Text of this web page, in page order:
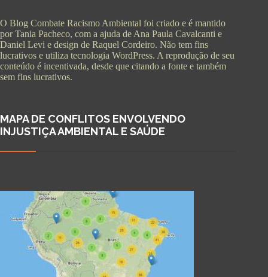
O Blog Combate Racismo Ambiental foi criado e é mantido
por Tania Pacheco, com a ajuda de Ana Paula Cavalcanti e
Daniel Levi e design de Raquel Cordeiro. Não tem fins
lucrativos e utiliza tecnologia WordPress. A reprodução de seu
conteúdo é incentivada, desde que citando a fonte e também
sem fins lucrativos.
MAPA DE CONFLITOS ENVOLVENDO
INJUSTIÇA AMBIENTAL E SAÚDE